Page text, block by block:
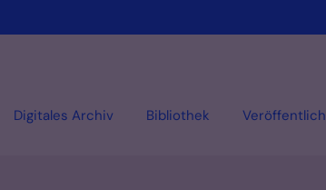
Digitales Archiv Bibliothek